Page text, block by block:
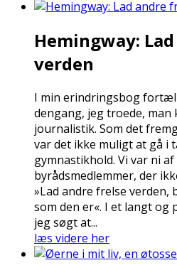
Hemingway:
verden
I min erindringsbog
dengang, jeg troede,
journalistik. Som det
var det ikke muligt at gå i
gymnastikhold. Vi var ni
byrådsmedlemmer, der
»Lad andre frelse verden,
som den er«. I et langt
jeg søgt at...
læs videre her